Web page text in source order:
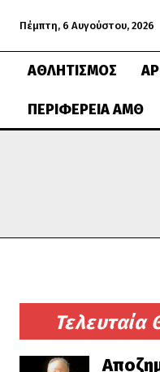
Πέμπτη, 6 Αυγούστου, 2026
ΑΘΛΗΤΙΣΜΌΣ
ΠΕΡΙΦΈΡΕΙΑ ΑΜΘ
Τελευταία